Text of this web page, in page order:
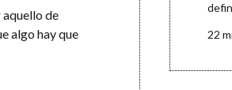
de
algo hay que
22